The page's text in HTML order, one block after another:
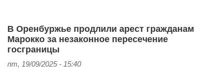
В Оренбуржье продлили арест гражданам
Марокко за незаконное пересечение
госграницы
пт, 19/09/2025 - 15:40